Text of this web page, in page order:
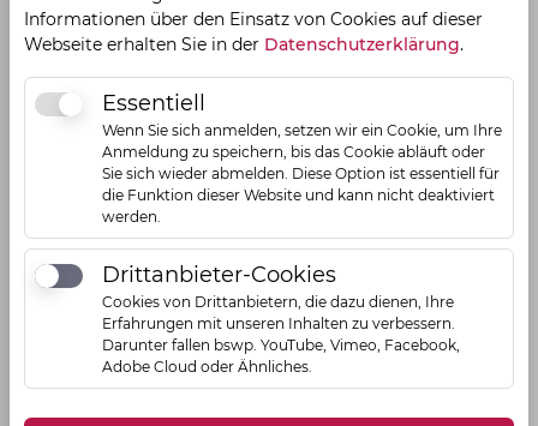
Sportverein
Radsportverein
Wendlingen a. N. e. V.
radsport.gemeinschaft.zukunft
Kolpingstraße 12/3
73240 Wendlingen am
Marketing
Wendlingen
Neckar aktiv
we aktiv.
Fabrikstraße
73240
Informationen über den Einsatz von Cookies auf dieser
Webseite erhalten Sie in der Datenschutzerklärung.
EssentiellEssentiell
Wenn Sie sich anmelden, setzen wir ein Cookie, um Ihre
Anmeldung zu speichern, bis das Cookie abläuft oder
Sie sich wieder abmelden. Diese Option ist essentiell für
die Funktion dieser Website und kann nicht deaktiviert
werden.
Drittanbieter-Cookies
Drittanbieter-Cookies
Cookies von Drittanbietern, die dazu dienen, Ihre
Erfahrungen mit unseren Inhalten zu verbessern.
Darunter fallen bswp. YouTube, Vimeo, Facebook,
Adobe Cloud oder Ähnliches.